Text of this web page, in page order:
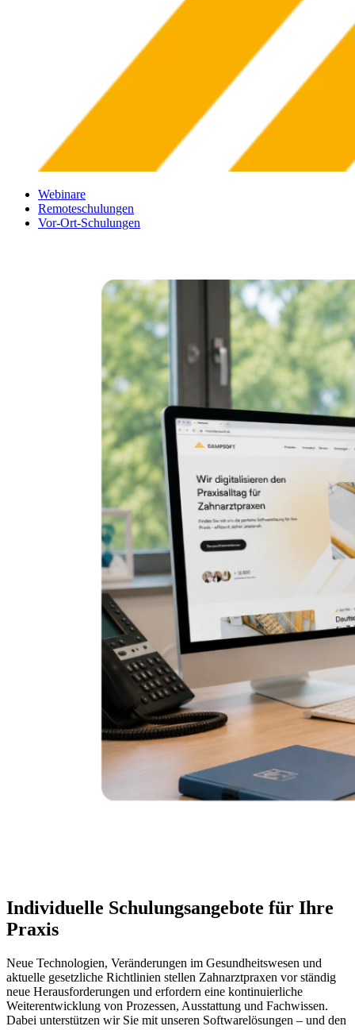
Webinare
Remoteschulungen
Vor-Ort-Schulungen
Individuelle Schulungsangebote für Ihre
Praxis
Neue Technologien, Veränderungen im Gesundheitswesen und
aktuelle gesetzliche Richtlinien stellen Zahnarztpraxen vor ständig
neue Herausforderungen und erfordern eine kontinuierliche
Weiterentwicklung von Prozessen, Ausstattung und Fachwissen.
Dabei unterstützen wir Sie mit unseren Softwarelösungen – und den